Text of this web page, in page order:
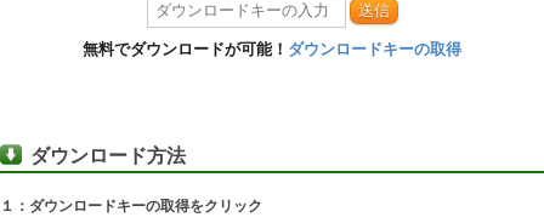
送信
無料でダウンロードが可能！ ダウンロードキーの取得
ダウンロード方法
１：ダウンロードキーの取得をクリック